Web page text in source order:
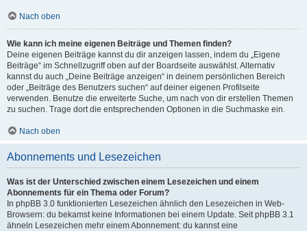
Nach oben
Wie kann ich meine eigenen Beiträge und Themen finden?
Deine eigenen Beiträge kannst du dir anzeigen lassen, indem du „Eigene
Beiträge“ im Schnellzugriff oben auf der Boardseite auswählst. Alternativ
kannst du auch „Deine Beiträge anzeigen“ in deinem persönlichen Bereich
oder „Beiträge des Benutzers suchen“ auf deiner eigenen Profilseite
verwenden. Benutze die erweiterte Suche, um nach von dir erstellen Themen
zu suchen. Trage dort die entsprechenden Optionen in die Suchmaske ein.
Nach oben
Abonnements und Lesezeichen
Was ist der Unterschied zwischen einem Lesezeichen und einem
Abonnements für ein Thema oder Forum?
In phpBB 3.0 funktionierten Lesezeichen ähnlich den Lesezeichen in Web-
Browsern: du bekamst keine Informationen bei einem Update. Seit phpBB 3.1
ähneln Lesezeichen mehr einem Abonnement: du kannst eine